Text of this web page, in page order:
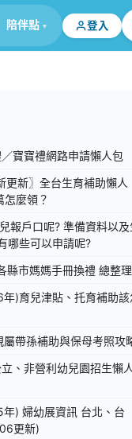
陪伴點 登入
寶寶禮網路申請懶人包
更新〗全台生育補助懶人
怎麼領？
報戶口呢? 準備資料以及
哪些可以申請呢?
縣市媽媽手冊換禮 總整理
)育兒津貼、托育補助該
帶孫補助與保母考照攻
、非營利幼兒園招生懶人
) 婦幼展資訊 台北、台
更新)